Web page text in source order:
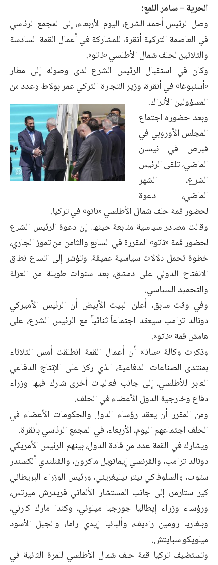
الحرية – سامر اللمع:
وصل الرئيس أحمد الشرع، اليوم الأربعاء، إلى المجمع الرئاسي
في العاصمة التركية أنقرة، للمشاركة في أعمال القمة السادسة
والثلاثين لحلف شمال الأطلسي «ناتو».
وكان في استقبال الرئيس الشرع لدى وصوله إلى مطار
«أسنبوغا» في أنقرة، وزير التجارة التركي عمر بولاط وعدد من
المسؤولين الأتراك.
وبعد حضوره اجتماع
المجلس الأوروبي في
قبرص في نيسان
الماضي، تلقى الرئيس
الشرع، الشهر
الماضي، دعوة
لحضور قمة حلف شمال الأطلسي «ناتو» في تركيا.
وقالت مصادر سياسية متابعة حينها، إن دعوة الرئيس الشرع
لحضور قمة «ناتو» المقررة في السابع والثامن من تموز الجاري،
خطوة تحمل دلالات سياسية عميقة، وتؤشر إلى اتساع نطاق
الانفتاح الدولي على دمشق، بعد سنوات طويلة من العزلة
والتجميد السياسي.
وفي وقت سابق، أعلن البيت الأبيض أن الرئيس الأميركي
دونالد ترامب سيعقد اجتماعاً ثنائياً مع الرئيس الشرع، على
هامش قمة «ناتو».
وذكرت وكالة «سانا» أن أعمال القمة انطلقت أمس الثلاثاء
بمنتدى الصناعات الدفاعية، الذي ركز على الإنتاج الدفاعي
العابر للأطلسي، إلى جانب فعاليات أخرى شارك فيها وزراء
دفاع وخارجية الدول الأعضاء في الحلف.
ومن المقرر أن يعقد رؤساء الدول والحكومات الأعضاء في
الحلف اجتماعهم اليوم، الأربعاء، في المجمع الرئاسي بأنقرة.
ويشارك في القمة عدد من قادة الدول، بينهم الرئيس الأمريكي
دونالد ترامب، والفرنسي إيمانويل ماكرون، والفنلندي ألكسندر
ستوب، والسلوفاكي بيتر بيليغريني، ورئيس الوزراء البريطاني
كير ستارمر، إلى جانب المستشار الألماني فريدرش ميرتس،
ورؤساء وزراء إيطاليا جورجيا ميلوني، وكندا مارك كارني،
وبلغاريا رومين راديف، وألبانيا إيدي راما، والجبل الأسود
ميلويكو سبايتش.
وتستضيف تركيا قمة حلف شمال الأطلسي للمرة الثانية في